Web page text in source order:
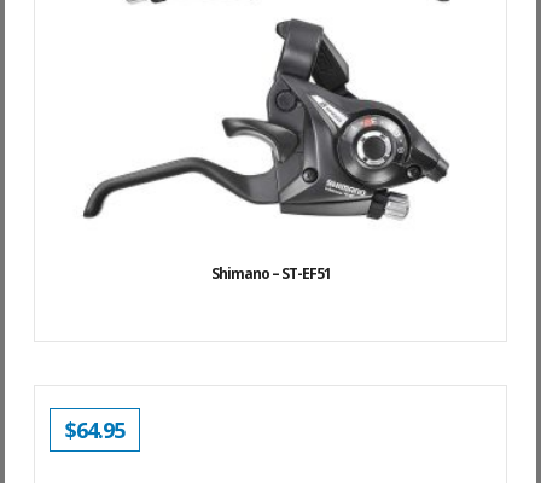
Shimano – ST-EF51
$64.95